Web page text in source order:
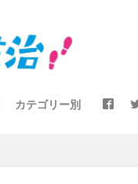
カテゴリー別